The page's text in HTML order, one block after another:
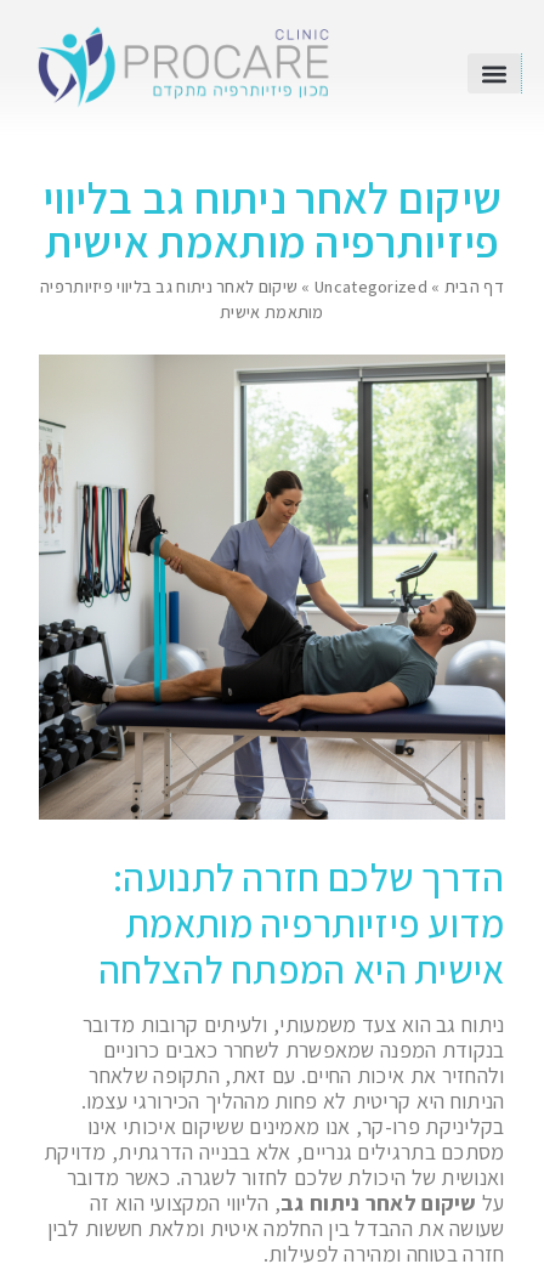
שיקום לאחר ניתוח גב בליווי
פיזיותרפיה מותאמת אישית
דף הבית »
Uncategorized
» שיקום לאחר ניתוח גב בליווי פיזיותרפיה
מותאמת אישית
הדרך שלכם חזרה לתנועה:
מדוע פיזיותרפיה מותאמת
אישית היא המפתח להצלחה
ניתוח גב הוא צעד משמעותי, ולעיתים קרובות מדובר
בנקודת המפנה שמאפשרת לשחרר כאבים כרוניים
ולהחזיר את איכות החיים. עם זאת, התקופה שלאחר
הניתוח היא קריטית לא פחות מההליך הכירורגי עצמו.
בקליניקת פרו-קר, אנו מאמינים ששיקום איכותי אינו
מסתכם בתרגילים גנריים, אלא בבנייה הדרגתית, מדויקת
ואנושית של היכולת שלכם לחזור לשגרה. כאשר מדובר
על שיקום לאחר ניתוח גב, הליווי המקצועי הוא זה
שעושה את ההבדל בין החלמה איטית ומלאת חששות לבין
חזרה בטוחה ומהירה לפעילות.